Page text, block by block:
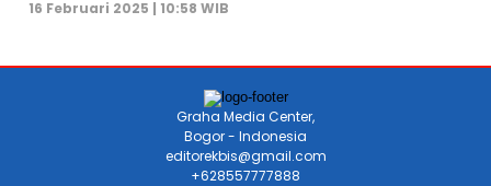
16 Februari 2025 | 10:58 WIB
Graha Media Center,
Bogor - Indonesia
editorekbis@gmail.com
+628557777888